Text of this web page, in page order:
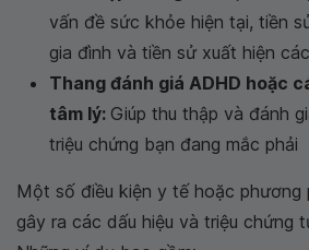
vấn đề sức khỏe hiện tại, tiền
gia đình và tiền sử xuất hiện
Thang đánh giá ADHD hoặc
tâm lý: Giúp thu thập và đánh
triệu chứng bạn đang mắc phải
Một số điều kiện y tế hoặc phương
gây ra các dấu hiệu và triệu chứng